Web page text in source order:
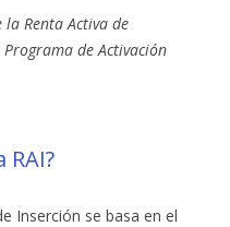
la Renta Activa de
de Activación
RAI?
Inserción se basa en el